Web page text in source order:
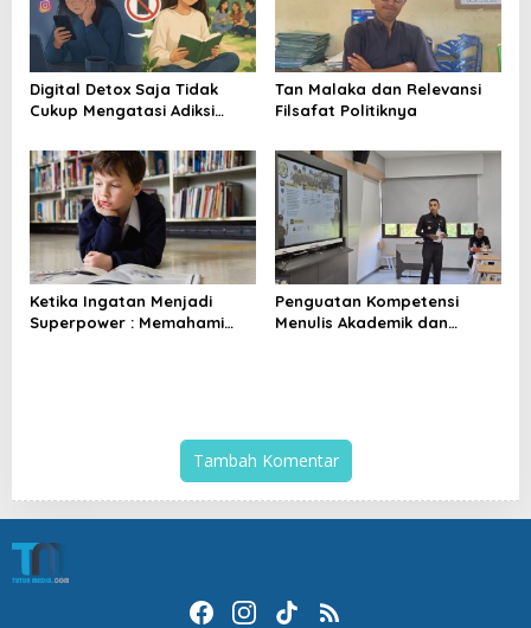
Digital Detox Saja Tidak
Cukup Mengatasi Adiksi
Tan Malaka dan Relevansi
Filsafat Politiknya
Ketika Ingatan Menjadi
Superpower : Memahami
Penguatan Kompetensi
Menulis Akademik dan
Tambah Komentar